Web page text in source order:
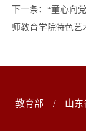
下一条： “童心向
师教育学院特色艺
教育部 / 山东